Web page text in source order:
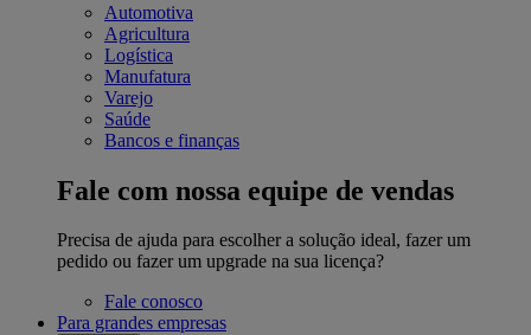
Automotiva
Agricultura
Logística
Manufatura
Varejo
Saúde
Bancos e finanças
Fale com nossa equipe de vendas
Precisa de ajuda para escolher a solução ideal, fazer um
pedido ou fazer um upgrade na sua licença?
Fale conosco
Para grandes empresas